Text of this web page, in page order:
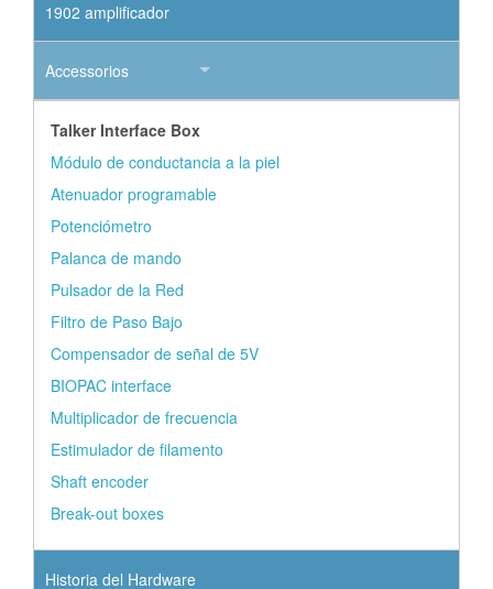
1902 amplificador
Accessorios
Talker Interface Box
Módulo de conductancia a la piel
Atenuador programable
Potenciómetro
Palanca de mando
Pulsador de la Red
Filtro de Paso Bajo
Compensador de señal de 5V
BIOPAC interface
Multiplicador de frecuencia
Estimulador de filamento
Shaft encoder
Break-out boxes
Historia del Hardware